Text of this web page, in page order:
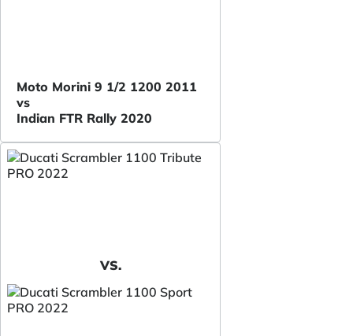
Moto Morini 9 1/2 1200 2011
vs
Indian FTR Rally 2020
VS.